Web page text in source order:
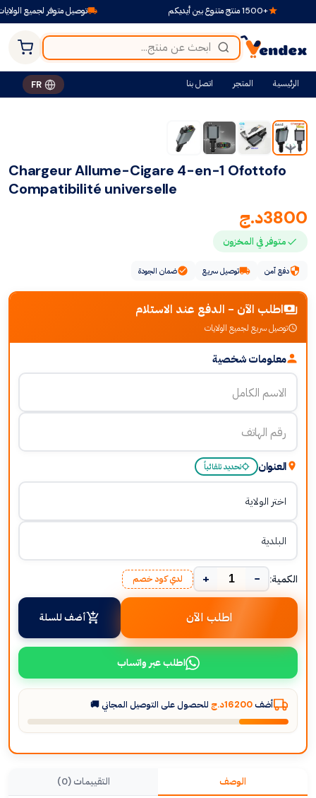
توصيل متوفر لجميع الولايات +1500 منتج متنوع بين أيديكم
الرئيسية المتجر اتصل بنا FR
Chargeur Allume-Cigare 4-en-1 Ofottofo
Compatibilité universelle
3800د.ج
متوفر في المخزون
دفع آمن توصيل سريع ضمان الجودة
اطلب الآن - الدفع عند الاستلام
توصيل سريع لجميع الولايات
معلومات شخصية
العنوان تحديد تلقائياً
الكمية: −
+ لدي كود خصم
اطلب الآن أضف للسلة
اطلب عبر واتساب
أضف 16200د.ج للحصول على التوصيل المجاني 🚚
الوصف التقييمات (0)